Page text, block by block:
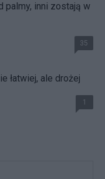
palmy, inni zostają w
35
łatwiej, ale drożej
1